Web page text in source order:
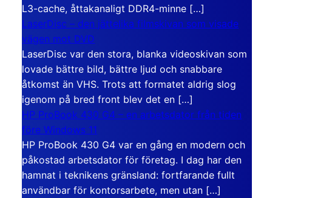
L3-cache, åttakanaligt DDR4-minne […]
LaserDisc – den jättelika filmskivan som visade
vägen mot DVD
LaserDisc var den stora, blanka videoskivan som
lovade bättre bild, bättre ljud och snabbare
åtkomst än VHS. Trots att formatet aldrig slog
igenom på bred front blev det en […]
HP ProBook 430 G4 – en arbetsdator från tiden
före Windows 11
HP ProBook 430 G4 var en gång en modern och
påkostad arbetsdator för företag. I dag har den
hamnat i teknikens gränsland: fortfarande fullt
användbar för kontorsarbete, men utan […]